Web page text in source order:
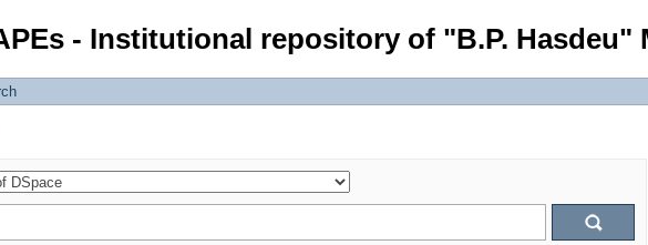
- Institutional repository of "B.P. Hasdeu"